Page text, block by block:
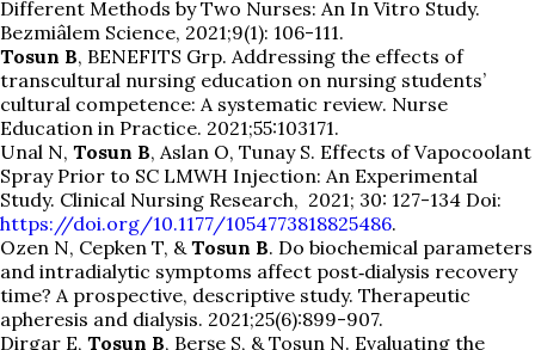
Different Methods by Two Nurses: An In Vitro Study.
Bezmiâlem Science, 2021;9(1): 106-111.
Tosun B, BENEFITS Grp. Addressing the effects of
transcultural nursing education on nursing students’
cultural competence: A systematic review. Nurse
Education in Practice. 2021;55:103171.
Unal N, Tosun B, Aslan O, Tunay S. Effects of Vapocoolant
Spray Prior to SC LMWH Injection: An Experimental
Study. Clinical Nursing Research, 2021; 30: 127-134 Doi:
https://doi.org/10.1177/1054773818825486.
Ozen N, Cepken T, &Tosun B. Do biochemical parameters
and intradialytic symptoms affect post‐dialysis recovery
time? A prospective, descriptive study. Therapeutic
apheresis and dialysis. 2021;25(6):899-907.
Dirgar E, Tosun B, Berşe S, & Tosun N. Evaluating the